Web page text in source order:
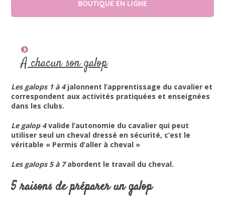
BOUTIQUE EN LIGNE
A chacun son galop
Les galops 1 à 4jalonnent l’apprentissage du cavalier et
correspondent aux activités pratiquées et enseignées
dans les clubs.
Le galop 4valide l’autonomie du cavalier qui peut
utiliser seul un cheval dressé en sécurité, c’est le
véritable « Permis d’aller à cheval »
Les galops 5 à 7abordent le travail du cheval.
5 raisons de préparer un galop